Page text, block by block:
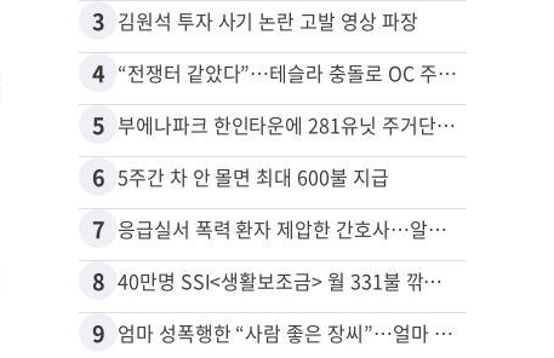
3 김원석 투자 사기 논란 고발 영상 파장
4 “전쟁터 같았다”…테슬라 충돌로 OC 주택 4채 파손
5 부에나파크 한인타운에 281유닛 주거단지 들어선다
6 5주간 차 안 몰면 최대 600불 지급
7 응급실서 폭력 환자 제압한 간호사…알고 보니
8 40만명 SSI<생활보조금> 월 331불 깎이나
9 엄마 성폭행한 “사람 좋은 장씨”…얼마 뒤 딸 배도 불러왔다